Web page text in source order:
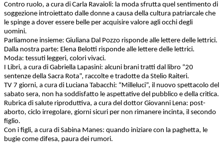
Contro ruolo, a cura di Carla Ravaioli: la moda sfrutta quel sentimento di
soggezione introiettato dalle donne a causa della cultura patriarcale che
le spinge a dover essere belle per acquisire valore agli occhi degli
uomini.
Parliamone insieme: Giuliana Dal Pozzo risponde alle lettere delle lettrici.
Dalla nostra parte: Elena Belotti risponde alle lettere delle lettrici.
Moda: tessuti leggeri, colori vivaci.
I Libri, a cura di Gabriella Lapasini: alcuni brani tratti dal libro “20
sentenze della Sacra Rota”, raccolte e tradotte da Stelio Raiteri.
TV 7 giorni, a cura di Luciana Tabacchi: “Milleluci”, il nuovo spettacolo del
sabato sera, non ha soddisfatto le aspettative del pubblico e della critica.
Rubrica di salute riproduttiva, a cura del dottor Giovanni Lena: post-
aborto, ciclo irregolare, giorni sicuri per non rimanere incinta, il secondo
figlio.
Con i figli, a cura di Sabina Manes: quando iniziare con la paghetta, le
bugie come difesa, paura dei rumori.